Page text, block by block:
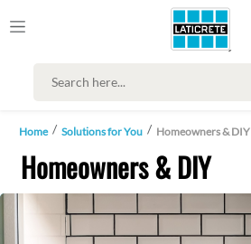
Home Solutions for You Homeowners & DIY
Homeowners & DIY